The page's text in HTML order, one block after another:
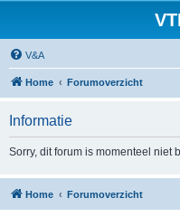
V&A
Home Forumoverzicht
Informatie
Sorry, dit forum is momenteel niet
Home Forumoverzicht